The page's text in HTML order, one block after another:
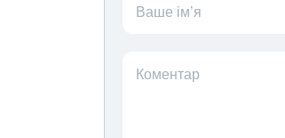
Ваше ім’я
Коментар